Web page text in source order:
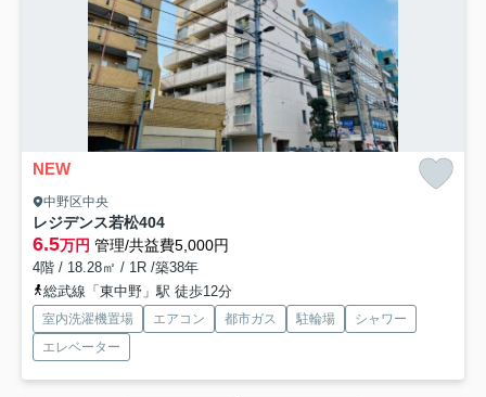
NEW
中野区中央
レジデンス若松404
6.5万円 管理/共益費5,000円
4階 / 18.28㎡ / 1R /築38年
総武線「東中野」駅 徒歩12分
室内洗濯機置場 エアコン 都市ガス 駐輪場
シャワー
エレベーター